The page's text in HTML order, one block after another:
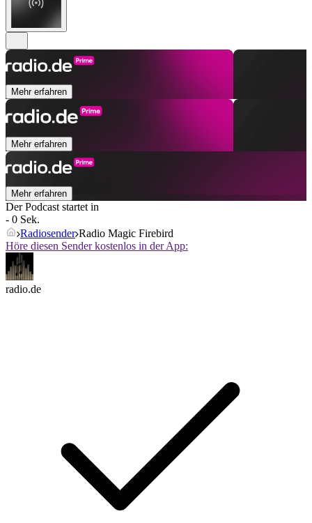
Mehr erfahren
Mehr erfahren
Mehr erfahren
Der Podcast startet in
- 0 Sek.
Radiosender Radio Magic Firebird
Höre diesen Sender kostenlos in der App:
radio.de